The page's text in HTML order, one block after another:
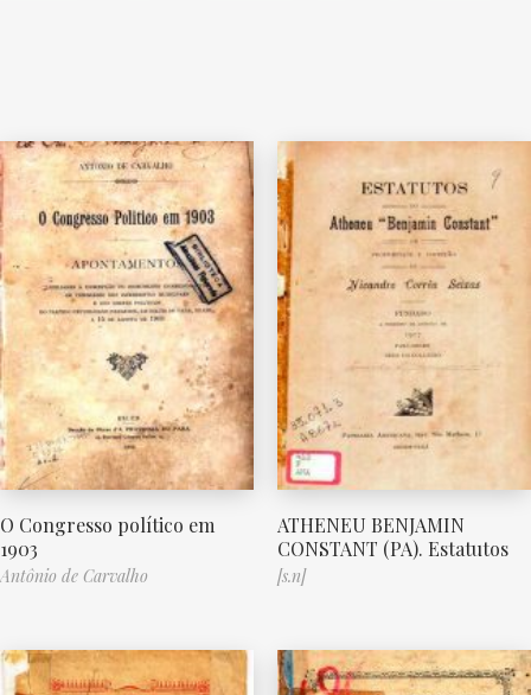
O Congresso político em
1903
Antônio de Carvalho
ATHENEU BENJAMIN
CONSTANT (PA). Estatutos
[s.n]